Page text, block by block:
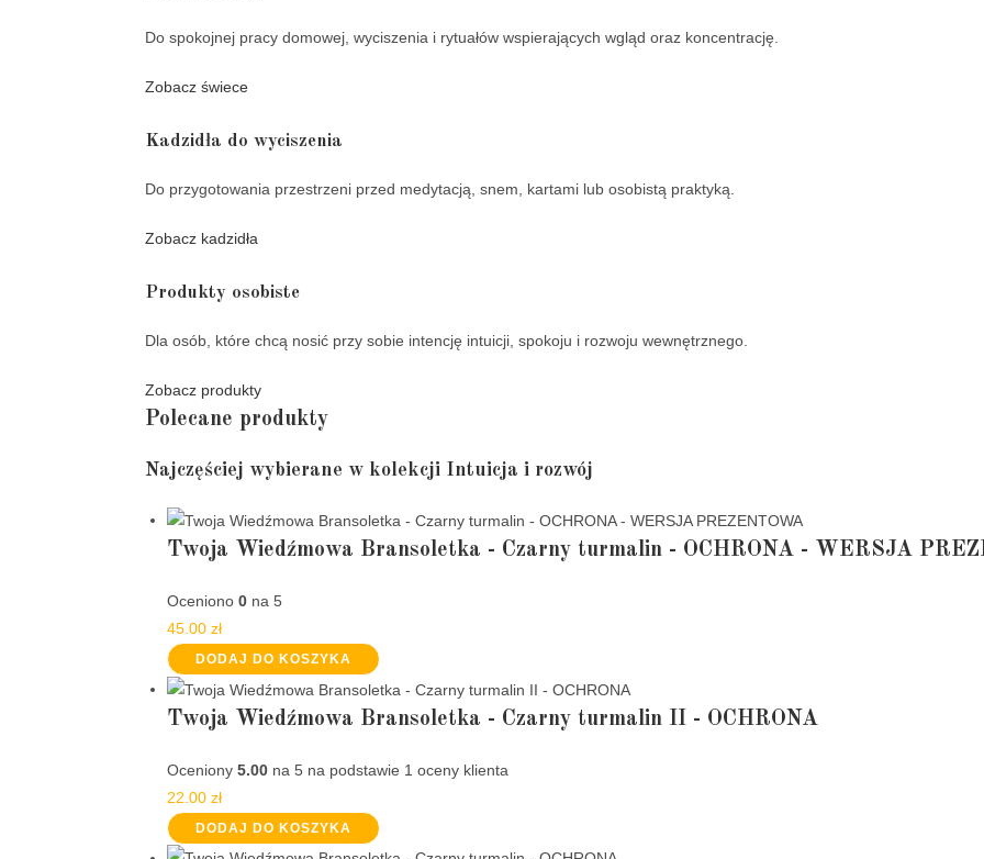
Do spokojnej pracy domowej, wyciszenia i rytuałów wspierających wgląd oraz koncentrację.
Zobacz świece
Kadzidła do wyciszenia
Do przygotowania przestrzeni przed medytacją, snem, kartami lub osobistą praktyką.
Zobacz kadzidła
Produkty osobiste
Dla osób, które chcą nosić przy sobie intencję intuicji, spokoju i rozwoju wewnętrznego.
Zobacz produkty
Polecane produkty
Najczęściej wybierane w kolekcji Intuicja i rozwój
Twoja Wiedźmowa Bransoletka - Czarny turmalin - OCHRONA - WERSJA
Oceniono 0 na 5
45.00 zł
DODAJ DO KOSZYKA
Twoja Wiedźmowa Bransoletka - Czarny turmalin II - OCHRONA
Oceniony 5.00 na 5 na podstawie 1 oceny klienta
22.00 zł
DODAJ DO KOSZYKA